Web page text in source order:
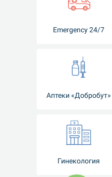
Emergency 24/7
Аптеки «Добробут»
Гинекология